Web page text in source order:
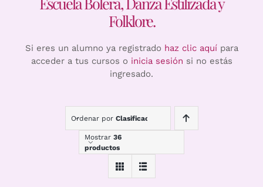
Folklore.
Si eres un alumno ya registrado haz clic aquípara
acceder a tus cursos o inicia sesión si no estás
ingresado.
Ordenar por Clasificación
Mostrar 36
productos